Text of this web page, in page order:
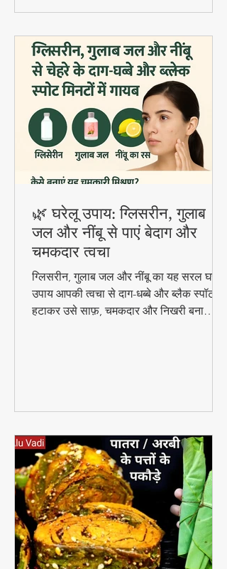
🌿 घरेलू उपाय: ग्लिसरीन, गुलाब
जल और नींबू से पाएं बेदाग और
चमकदार त्वचा
ग्लिसरीन, गुलाब जल और नींबू का यह सरल घरेलू
उपाय आपकी त्वचा से दाग-धब्बे और ब्लैक स्पॉट